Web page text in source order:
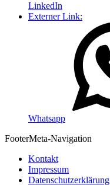
LinkedIn
Externer Link:
Whatsapp
FooterMeta-Navigation
Kontakt
Impressum
Datenschutzerklärung